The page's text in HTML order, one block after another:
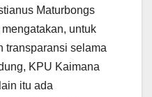
Maturbongs
untuk
transparansi selama
KPU Kaimana
itu ada